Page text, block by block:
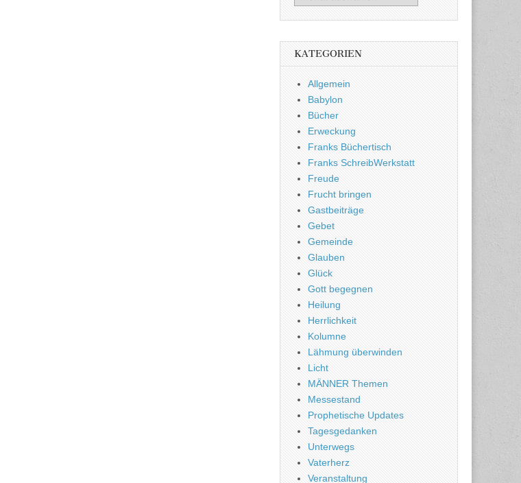
KATEGORIEN
Allgemein
Babylon
Bücher
Erweckung
Franks Büchertisch
Franks SchreibWerkstatt
Freude
Frucht bringen
Gastbeiträge
Gebet
Gemeinde
Glauben
Glück
Gott begegnen
Heilung
Herrlichkeit
Kolumne
Lähmung überwinden
Licht
MÄNNER Themen
Messestand
Prophetische Updates
Tagesgedanken
Unterwegs
Vaterherz
Veranstaltung